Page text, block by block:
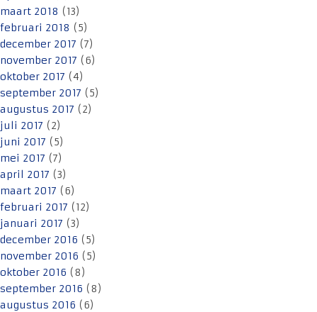
maart 2018 (13)
februari 2018 (5)
december 2017 (7)
november 2017 (6)
oktober 2017 (4)
september 2017 (5)
augustus 2017 (2)
juli 2017 (2)
juni 2017 (5)
mei 2017 (7)
april 2017 (3)
maart 2017 (6)
februari 2017 (12)
januari 2017 (3)
december 2016 (5)
november 2016 (5)
oktober 2016 (8)
september 2016 (8)
augustus 2016 (6)